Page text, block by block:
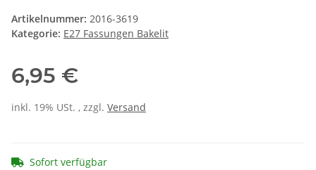
Artikelnummer: 2016-3619
Kategorie: E27 Fassungen Bakelit
6,95 €
inkl. 19% USt. , zzgl. Versand
Sofort verfügbar